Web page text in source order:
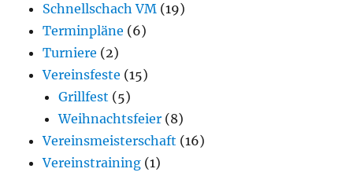
Schnellschach VM (19)
Terminpläne (6)
Turniere (2)
Vereinsfeste (15)
Grillfest (5)
Weihnachtsfeier (8)
Vereinsmeisterschaft (16)
Vereinstraining (1)